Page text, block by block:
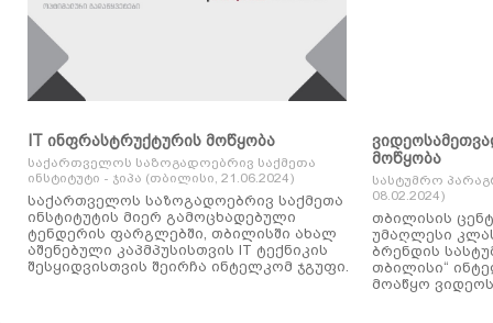
IT ინფრასტრუქტურის მოწყობა
საქართველოს საზოგადოებრივ საქმეთა
ინსტიტუტი - ჯიპა (თბილისი, 21.06.2024)
საქართველოს საზოგადოებრივ საქმეთა
ინსტიტუტის მიერ გამოცხადებული
ტენდერის ფარგლებში, თბილისში ახალ
აშენებული კაპმპუსისთვის IT ტექნიკის
შესყიდვისთვის შეირჩა ინტელკომ ჯგუფი.
მოწყობა
სასტუმრო
08.02.2024)
თბილისის
უმაღლესი
ბრენდის
თბილისი“
მოაწყო